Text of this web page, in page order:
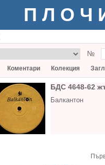
№
Коментари Колекция
БДС 4648-62
Балкантон